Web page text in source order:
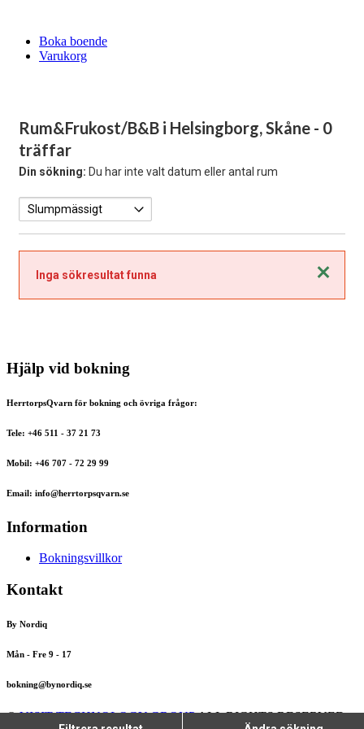
Boka boende
Varukorg
Rum&Frukost/B&B i Helsingborg, Skåne - 0
träffar
Din sökning: Du har inte valt datum eller antal rum
Stäng
Inga sökresultat funna
Hjälp vid bokning
HerrtorpsQvarn för bokning och övriga frågor:
Tele: +46 511 - 37 21 73
Mobil: +46 707 - 72 29 99
Email: info@herrtorpsqvarn.se
Information
Bokningsvillkor
Kontakt
By Nordiq
Mån - Fre 9 - 17
bokning@bynordiq.se
©VISIT TECHNOLOGY GROUPALL RIGHTS RESERVED